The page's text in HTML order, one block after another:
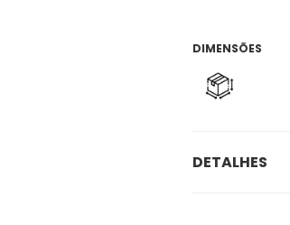
DIMENSÕES
DETALHES